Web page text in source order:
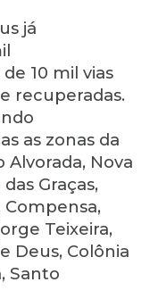
já
10 mil vias
recuperadas.
as zonas da
Nova
Graças,
Compensa,
Teixeira,
Deus, Colônia
Santo